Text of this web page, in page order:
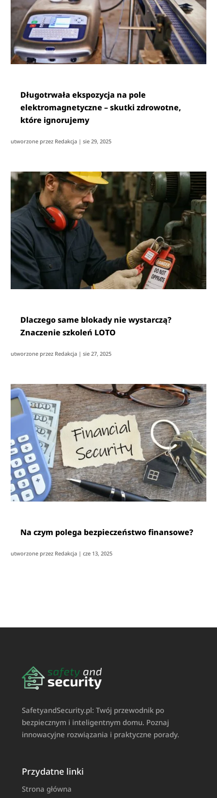
Długotrwała ekspozycja na pole
elektromagnetyczne – skutki zdrowotne,
które ignorujemy
utworzone przez Redakcja |sie 29, 2025
Dlaczego same blokady nie wystarczą?
Znaczenie szkoleń LOTO
utworzone przez Redakcja |sie 27, 2025
Na czym polega bezpieczeństwo finansowe?
utworzone przez Redakcja |cze 13, 2025
SafetyandSecurity.pl: Twój przewodnik po
bezpiecznym i inteligentnym domu. Poznaj
innowacyjne rozwiązania i praktyczne porady.
Przydatne linki
Strona główna